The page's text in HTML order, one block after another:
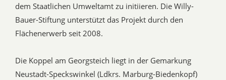
dem Staatlichen Umweltamt zu initiieren. Die Willy-
Bauer-Stiftung unterstützt das Projekt durch den
Flächenerwerb seit 2008.
Die Koppel am Georgsteich liegt in der Gemarkung
Neustadt-Speckswinkel (Ldkrs. Marburg-Biedenkopf)